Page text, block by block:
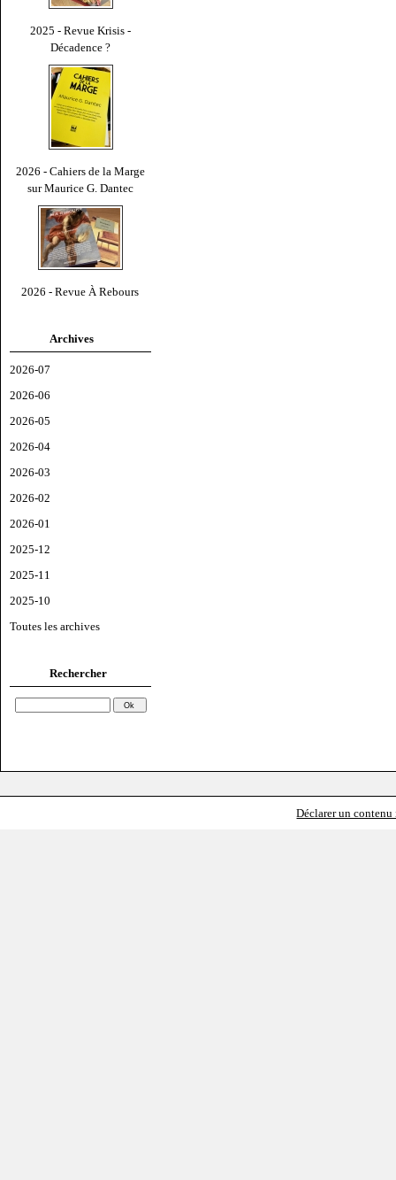
2025 - Revue Krisis -
Décadence ?
2026 - Cahiers de la Marge
sur Maurice G. Dantec
2026 - Revue À Rebours
Archives
2026-07
2026-06
2026-05
2026-04
2026-03
2026-02
2026-01
2025-12
2025-11
2025-10
Toutes les archives
Rechercher
Déclarer un